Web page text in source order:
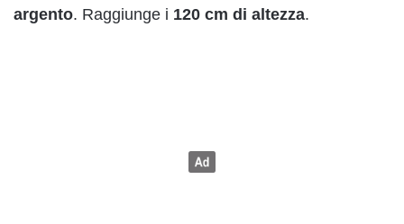
argento. Raggiunge i 120 cm di altezza.